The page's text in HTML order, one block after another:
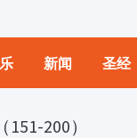
新闻 圣经
200）